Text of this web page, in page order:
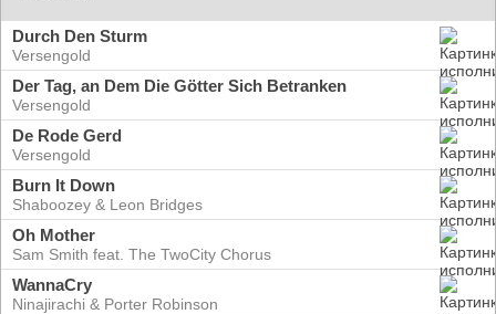
Durch Den Sturm
Versengold
Der Tag, an Dem Die Götter Sich Betranken
Versengold
De Rode Gerd
Versengold
Burn It Down
Shaboozey & Leon Bridges
Oh Mother
Sam Smith feat. The TwoCity Chorus
WannaCry
Ninajirachi & Porter Robinson